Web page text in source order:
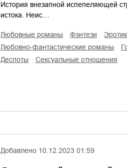
История внезапной испепеляющей
истока. Неис…
любовные романы фэнтези
любовно-фантастические романы
деспоты
сексуальные отношения
Добавлено 10.12.2023 01:59